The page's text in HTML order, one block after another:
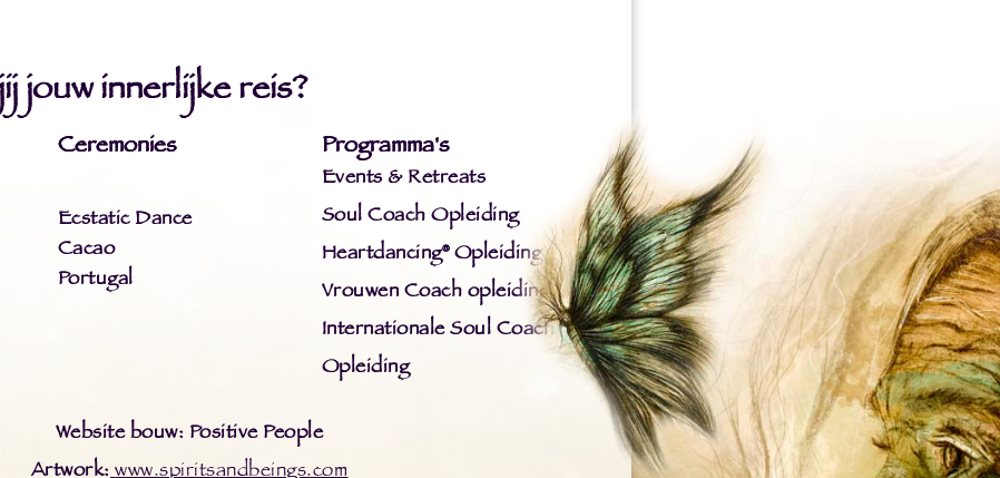
jouw innerlijke reis?
Ceremonies
Ecstatic Dance
Cacao
Portugal
Programma's
Events & Retreats
Soul Coach Opleiding
Heartdancing® Opleiding
Vrouwen Coach opleiding
Internationale Soul Coach
Opleiding
Website bouw: Positive People
Artwork: www.spiritsandbeings.com